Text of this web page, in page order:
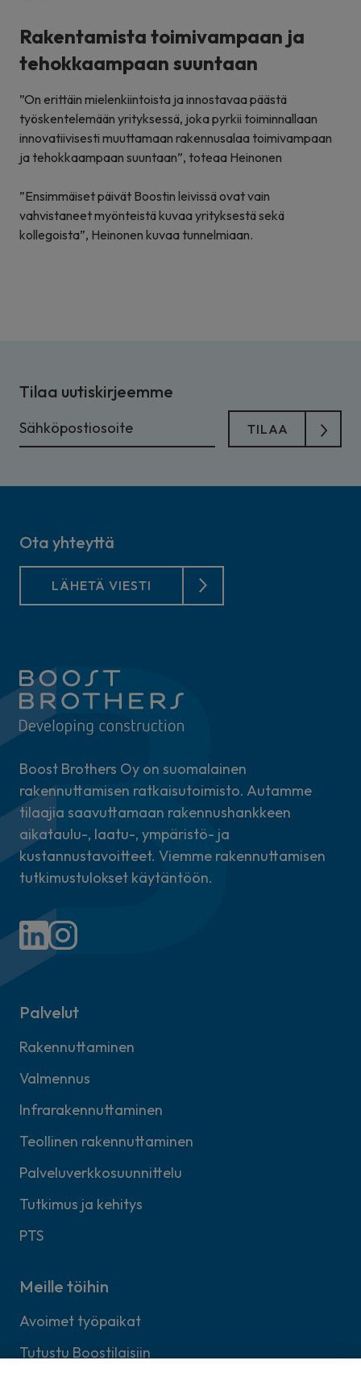
Rakentamista toimivampaan ja
tehokkaampaan suuntaan
”On erittäin mielenkiintoista ja innostavaa päästä
työskentelemään yrityksessä, joka pyrkii toiminnallaan
innovatiivisesti muuttamaan rakennusalaa toimivampaan
ja tehokkaampaan suuntaan”, toteaa Heinonen
”Ensimmäiset päivät Boostin leivissä ovat vain
vahvistaneet myönteistä kuvaa yrityksestä sekä
kollegoista”, Heinonen kuvaa tunnelmiaan.
Tilaa uutiskirjeemme
Boost Brothers Oy on suomalainen
rakennuttamisen ratkaisutoimisto. Autamme
tilaajia saavuttamaan rakennushankkeen
aikataulu-, laatu-, ympäristö- ja
kustannustavoitteet. Viemme rakennuttamisen
tutkimustulokset käytäntöön.
Palvelut
Rakennuttaminen
Valmennus
Infrarakennuttaminen
Teollinen rakennuttaminen
Palveluverkkosuunnittelu
Tutkimus ja kehitys
PTS
Meille töihin
Avoimet työpaikat
Tutustu Boostilaisiin
Ota yhteyttä
LÄHETÄ VIESTI